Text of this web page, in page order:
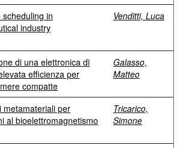
scheduling in
industry
Venditti, Luca
di una elettronica di
efficienza per
compatte
Galasso,
Matteo
metamateriali per
al bioelettromagnetismo
Tricarico,
Simone